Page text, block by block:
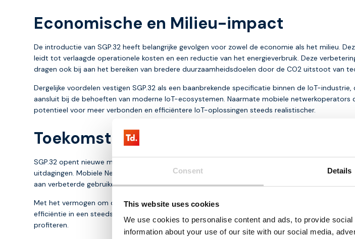
Consent Details
This website uses cookies
We use cookies to personalise content and ads, to provide
information about your use of our site with our social media,
Economische en Milieu-impact
De introductie van SGP.32 heeft belangrijke gevolgen voor zowel de economie als het milieu.
leidt tot verlaagde operationele kosten en een reductie van het energieverbruik. Deze
dragen ook bij aan het bereiken van bredere duurzaamheidsdoelen door de CO2 uitstoot van
Dergelijke voordelen vestigen SGP.32 als een baanbrekende specificatie binnen de IoT-
aansluit bij de behoeften van moderne IoT-ecosystemen. Naarmate mobiele
potentieel voor meer verbonden en efficiëntere IoT-oplossingen steeds realistischer.
Toekomstige perspectieven en de rol van
SGP.32 opent nieuwe mogelijkheden voor een breed scala aan IoT-toepassingen en maakt
uitdagingen. Mobiele Netwerk Operators spelen een sleutelrol in de adoptie en implementatie
aan verbeterde gebruikerservaringen.
Met het vermogen om de grootste uitdagingen van IoT-connectiviteit aan te pakken,
efficiëntie in een steeds meer verbonden wereld. Bij Thingsdata adviseren wij prospects en
profiteren.